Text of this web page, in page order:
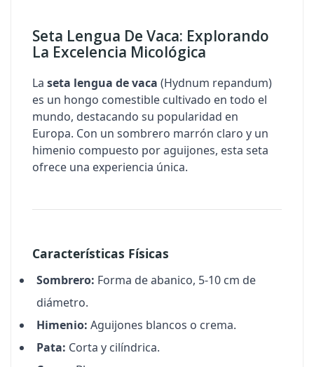
Seta Lengua De Vaca: Explorando
La Excelencia Micológica
La seta lengua de vaca (Hydnum repandum)
es un hongo comestible cultivado en todo el
mundo, destacando su popularidad en
Europa. Con un sombrero marrón claro y un
himenio compuesto por aguijones, esta seta
ofrece una experiencia única.
Características Físicas
Sombrero: Forma de abanico, 5-10 cm de
diámetro.
Himenio: Aguijones blancos o crema.
Pata: Corta y cilíndrica.